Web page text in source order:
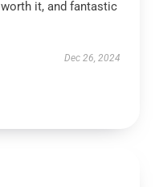
it, and fantastic
Dec 26, 2024